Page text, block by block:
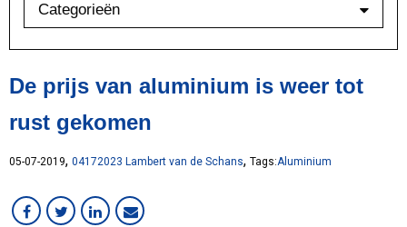
Categorieën
Klant in beeld
MCB Campus
MVO
Overig
De prijs van aluminium is weer tot
rust gekomen
05-07-2019, 04172023 Lambert van de Schans, Tags:Aluminium